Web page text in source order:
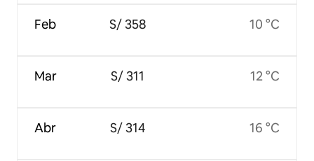
Feb
Mar
Abr
S/ 358
S/ 311
S/ 314
10 °C
12 °C
16 °C